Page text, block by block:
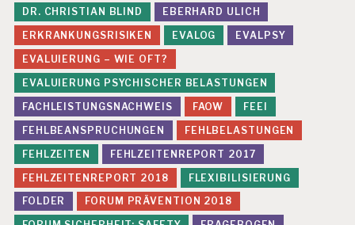
H
U
N
G
E
N
F
E
H
L
Z
EI
T
E
DR. CHRISTIAN BLIND
EBERHARD ULICH
ERKRANKUNGSRISIKEN
EVALOG
EVALPSY
EVALUIERUNG – WIE OFT?
EVALUIERUNG PSYCHISCHER BELASTUNGEN
FACHLEISTUNGSNACHWEIS
FAOW
FEEI
FEHLBEANSPRUCHUNGEN
FEHLBELASTUNGEN
FEHLZEITEN
FEHLZEITENREPORT 2017
FEHLZEITENREPORT 2018
FLEXIBILISIERUNG
FOLDER
FORUM PRÄVENTION 2018